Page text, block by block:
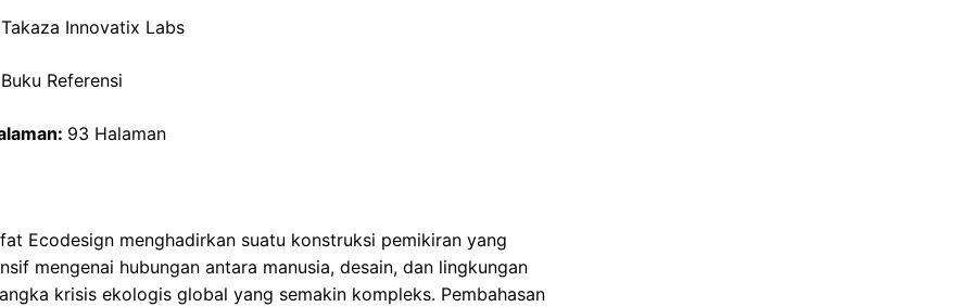
Takaza Innovatix Labs
Buku Referensi
93 Halaman
Ecodesign menghadirkan suatu konstruksi pemikiran yang
mengenai hubungan antara manusia, desain, dan lingkungan
krisis ekologis global yang semakin kompleks. Pembahasan